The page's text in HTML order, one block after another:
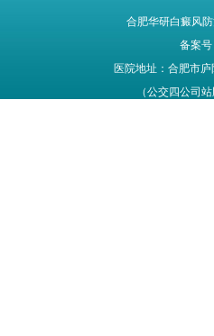
合肥华研白癜风
备案号
医院地址：合肥市
（公交四公司